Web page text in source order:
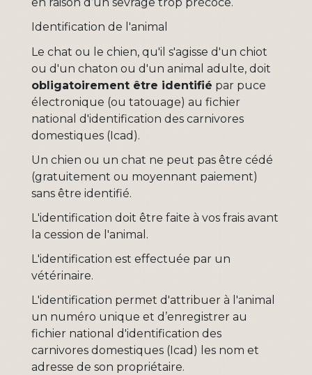
Identification de l'animal
Le chat ou le chien, qu'il s'agisse d'un chiot
ou d'un chaton ou d'un animal adulte, doit
obligatoirement être identifié par puce
électronique (ou tatouage) au fichier
national d'identification des carnivores
domestiques (Icad).
Un chien ou un chat ne peut pas être cédé
(gratuitement ou moyennant paiement)
sans être identifié.
L'identification doit être faite à vos frais avant
la cession de l'animal.
L'identification est effectuée par un
vétérinaire.
L'identification permet d'attribuer à l'animal
un numéro unique et d’enregistrer au
fichier national d'identification des
carnivores domestiques (Icad) les nom et
adresse de son propriétaire.